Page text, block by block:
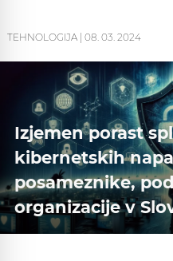
TEHNOLOGIJA 08. 03. 2024
Izjemen porast
kibernetskih
posameznike,
organizacije v